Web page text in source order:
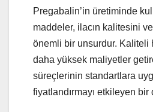
Pregabalin’in üretiminde
maddeler, ilacın kalitesini
önemli bir unsurdur. Kaliteli
daha yüksek maliyetler
süreçlerinin standartlara
fiyatlandırmayı etkileyen bir